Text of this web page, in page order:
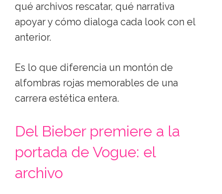
qué archivos rescatar, qué narrativa
apoyar y cómo dialoga cada look con el
anterior.
Es lo que diferencia un montón de
alfombras rojas memorables de una
carrera estética entera.
Del Bieber premiere a la
portada de Vogue: el
archivo